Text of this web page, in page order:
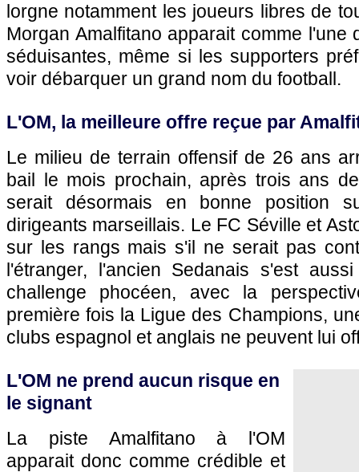
lorgne notamment les joueurs libres de
Morgan Amalfitano apparait comme l'une
séduisantes, même si les supporters
voir débarquer un grand nom du football.
L'OM, la meilleure offre reçue par
Le milieu de terrain offensif de 26 ans
bail le mois prochain, après trois ans
serait désormais en bonne position
dirigeants marseillais. Le FC Séville et
sur les rangs mais s'il ne serait pas
l'étranger, l'ancien Sedanais s'est
challenge phocéen, avec la
première fois la Ligue des Champions,
clubs espagnol et anglais ne peuvent lui
L'OM ne prend aucun risque en
le signant
La piste Amalfitano à l'OM
apparait donc comme crédible et